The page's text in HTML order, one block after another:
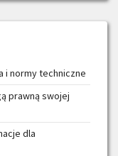
i normy techniczne
prawną swojej
dla